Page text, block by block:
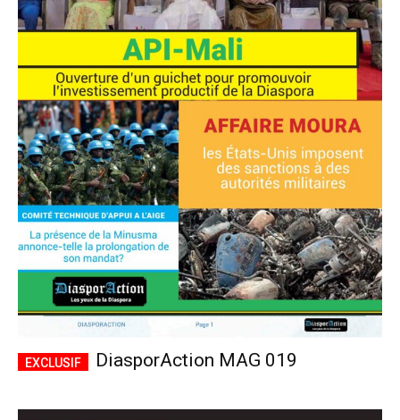
DiasporAction MAG 019